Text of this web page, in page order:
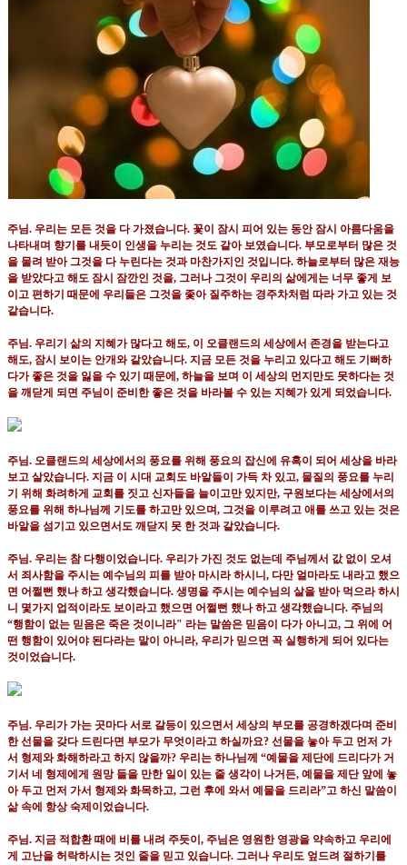
주님. 우리는 모든 것을 다 가졌습니다. 꽃이 잠시 피어 있는 동안 잠시 아름다움을
나타내며 향기를 내듯이 인생을 누리는 것도 같아 보였습니다. 부모로부터 많은 것
을 물려 받아 그것을 다 누린다는 것과 마찬가지인 것입니다. 하늘로부터 많은 재능
을 받았다고 해도 잠시 잠깐인 것을, 그러나 그것이 우리의 삶에게는 너무 좋게 보
이고 편하기 때문에 우리들은 그것을 좇아 질주하는 경주차처럼 따라 가고 있는 것
같습니다.
주님. 우리기 삶의 지혜가 많다고 해도, 이 오클랜드의 세상에서 존경을 받는다고
해도, 잠시 보이는 안개와 같았습니다. 지금 모든 것을 누리고 있다고 해도 기뻐하
다가 좋은 것을 잃을 수 있기 때문에 , 하늘을 보며 이 세상의 먼지만도 못하다는 것
을 깨닫게 되면 주님이 준비한 좋은 것을 바라볼 수 있는 지혜가 있게 되었습니다.
주님. 오클랜드의 세상에서의 풍요를 위해 풍요의 잡신에 유혹이 되어 세상을 바라
보고 살았습니다. 지금 이 시대 교회도 바알들이 가득 차 있고, 물질의 풍요를 누리
기 위해 화려하게 교회를 짓고 신자들을 늘이고만 있지만, 구원보다는 세상에서의
풍요를 위해 하나님께 기도를 하고만 있으며, 그것을 이루려고 애를 쓰고 있는 것은
바알을 섬기고 있으면서도 깨닫지 못 한 것과 같았습니다.
주님. 우리는 참 다행이었습니다. 우리가 가진 것도 없는데 주님께서 값 없이 오셔
서 죄사함을 주시는 예수님의 피를 받아 마시라 하시니 , 다만 얼마라도 내라고 했으
면 어쩔뻔 했나 하고 생각했습니다. 생명을 주시는 예수님의 살을 받아 먹으라 하시
니 몇가지 업적이라도 보이라고 했으면 어쩔뻔 했나 하고 생각했습니다. 주님의
“행함이 없는 믿음은 죽은 것이니라" 라는 말씀은 믿음이 다가 아니고, 그 위에 어
떤 행함이 있어야 된다라는 말이 아니라, 우리가 믿으면 꼭 실행하게 되어 있다는
것이었습니다.
주님. 우리가 가는 곳마다 서로 갈등이 있으면서 세상의 부모를 공경하겠다며 준비
한 선물을 갖다 드린다면 부모가 무엇이라고 하실까요? 선물을 눟아 두고 먼저 가
서 형제와 화해하라고 하지 않을까? 우리는 하나님께 “예물을 제단에 드리다가 거
기서 네 형제에게 원망 들을 만한 일이 있는 줄 생각이 나거든, 예물을 제단 앞에 놓
아 두고 먼저 가서 형제와 화목하고, 그런 후에 와서 예물을 드리라”고 하신 말씀이
삶 속에 항상 숙제이었습니다.
주님. 지금 적합환 때에 비를 내려 주듯이 , 주님은 영원한 영광을 약속하고 우리에
게 고난을 허락하시는 것인 줄을 믿고 있습니다. 그러나 우리도 엎드려 절하기를